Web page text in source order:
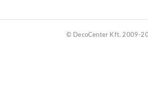
© DecoCenter Kft. 2009-